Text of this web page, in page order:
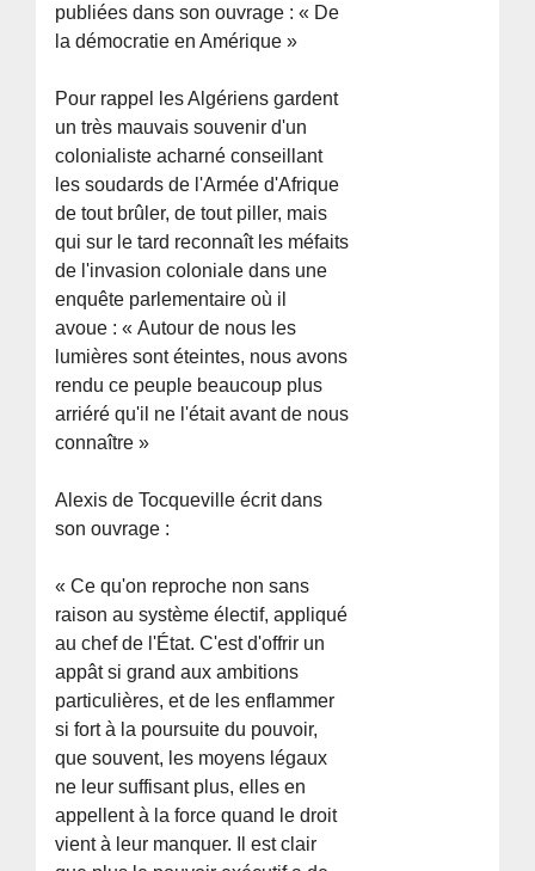
publiées dans son ouvrage : « De
la démocratie en Amérique »
Pour rappel les Algériens gardent
un très mauvais souvenir d'un
colonialiste acharné conseillant
les soudards de l'Armée d'Afrique
de tout brûler, de tout piller, mais
qui sur le tard reconnaît les méfaits
de l'invasion coloniale dans une
enquête parlementaire où il
avoue : « Autour de nous les
lumières sont éteintes, nous avons
rendu ce peuple beaucoup plus
arriéré qu'il ne l'était avant de nous
connaître »
Alexis de Tocqueville écrit dans
son ouvrage :
« Ce qu'on reproche non sans
raison au système électif, appliqué
au chef de l'État. C'est d'offrir un
appât si grand aux ambitions
particulières, et de les enflammer
si fort à la poursuite du pouvoir,
que souvent, les moyens légaux
ne leur suffisant plus, elles en
appellent à la force quand le droit
vient à leur manquer. Il est clair